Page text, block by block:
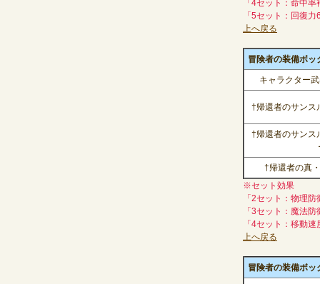
「4セット：命中
「5セット：回復
上へ戻る
冒険者の装備ボッ
キャラクター
†帰還者のサンス
†帰還者のサンス
†帰還者の真
※セット効果
「2セット：物理
「3セット：魔法
「4セット：移動速
上へ戻る
冒険者の装備ボッ